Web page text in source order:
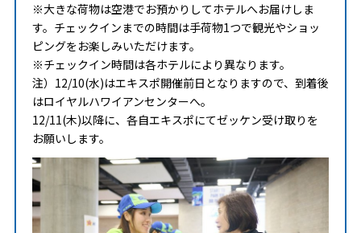
※大きな荷物は空港でお預かりしてホテルへお届けしま
す。チェックインまでの時間は手荷物1つで観光やショッ
ピングをお楽しみいただけます。
※チェックイン時間は各ホテルにより異なります。
注）12/10(水)はエキスポ開催前日となりますので、到着後
はロイヤルハワイアンセンターへ。
12/11(木)以降に、各自エキスポにてゼッケン受け取りを
お願いします。